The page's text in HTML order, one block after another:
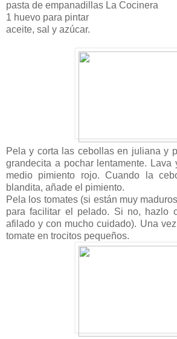
pasta de empanadillas La Cocinera
1 huevo para pintar
aceite, sal y azúcar.
Pela y corta las cebollas en juliana y
grandecita a pochar lentamente. Lava
medio pimiento rojo. Cuando la
blandita, añade el pimiento.
Pela los tomates (si están muy
para facilitar el pelado. Si no, hazlo
afilado y con mucho cuidado). Una
tomate en trocitos pequeños.